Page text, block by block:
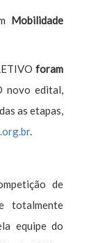
Mobilidade
foram
novo edital,
as etapas,
.
de
totalmente
equipe do